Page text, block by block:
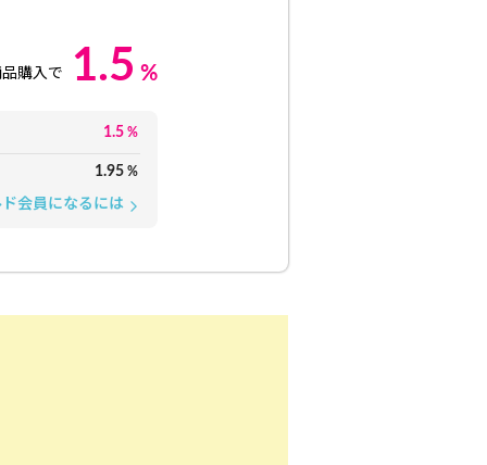
購入で 1.5 %
1.5 %
1.95 %
会員になるには arrow_forward_ios